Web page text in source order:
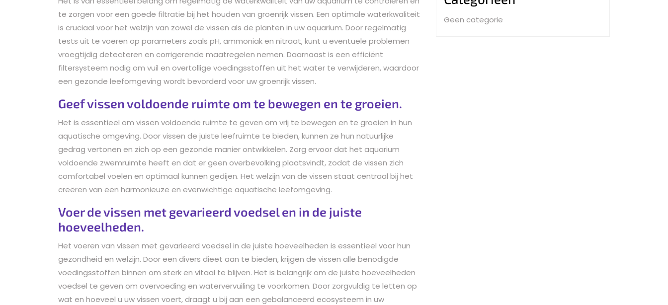
te zorgen voor een goede filtratie bij het houden van groenrijk vissen. Een optimale waterkwaliteit
is cruciaal voor het welzijn van zowel de vissen als de planten in uw aquarium. Door regelmatig
tests uit te voeren op parameters zoals pH, ammoniak en nitraat, kunt u eventuele problemen
vroegtijdig detecteren en corrigerende maatregelen nemen. Daarnaast is een efficiënt
filtersysteem nodig om vuil en overtollige voedingsstoffen uit het water te verwijderen, waardoor
een gezonde leefomgeving wordt bevorderd voor uw groenrijk vissen.
Geef vissen voldoende ruimte om te bewegen en te groeien.
Het is essentieel om vissen voldoende ruimte te geven om vrij te bewegen en te groeien in hun
aquatische omgeving. Door vissen de juiste leefruimte te bieden, kunnen ze hun natuurlijke
gedrag vertonen en zich op een gezonde manier ontwikkelen. Zorg ervoor dat het aquarium
voldoende zwemruimte heeft en dat er geen overbevolking plaatsvindt, zodat de vissen zich
comfortabel voelen en optimaal kunnen gedijen. Het welzijn van de vissen staat centraal bij het
creëren van een harmonieuze en evenwichtige aquatische leefomgeving.
Voer de vissen met gevarieerd voedsel en in de juiste
hoeveelheden.
Het voeren van vissen met gevarieerd voedsel in de juiste hoeveelheden is essentieel voor hun
gezondheid en welzijn. Door een divers dieet aan te bieden, krijgen de vissen alle benodigde
voedingsstoffen binnen om sterk en vitaal te blijven. Het is belangrijk om de juiste hoeveelheden
voedsel te geven om overvoeding en watervervuiling te voorkomen. Door zorgvuldig te letten op
wat en hoeveel u uw vissen voert, draagt u bij aan een gebalanceerd ecosysteem in uw
Geen categorie